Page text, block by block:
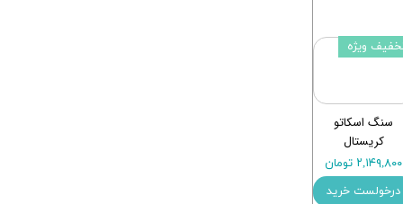
سنگ اسکاتو
کریستال
۲,۱۴۹,۸۰۰ تومان
درخولست خرید
ویژه